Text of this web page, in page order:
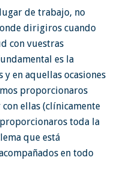
de trabajo, no
dirigiros cuando
con vuestras
es la
en aquellas ocasiones
proporcionaros
ellas (clínicamente
toda la
que está
en todo